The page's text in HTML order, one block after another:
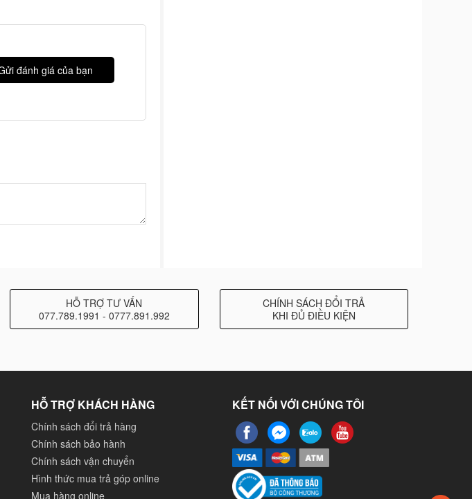
đánh giá của bạn
HỖ TRỢ TƯ VẤN
077.789.1991 - 0777.891.992
CHÍNH SÁCH ĐỔI TRẢ
KHI ĐỦ ĐIỀU KIỆN
HỖ TRỢ KHÁCH HÀNG
Chính sách đổi trả hàng
Chính sách bảo hành
Chính sách vận chuyển
Hình thức mua trả góp online
Mua hàng online
KẾT NỐI VỚI CHÚNG TÔI